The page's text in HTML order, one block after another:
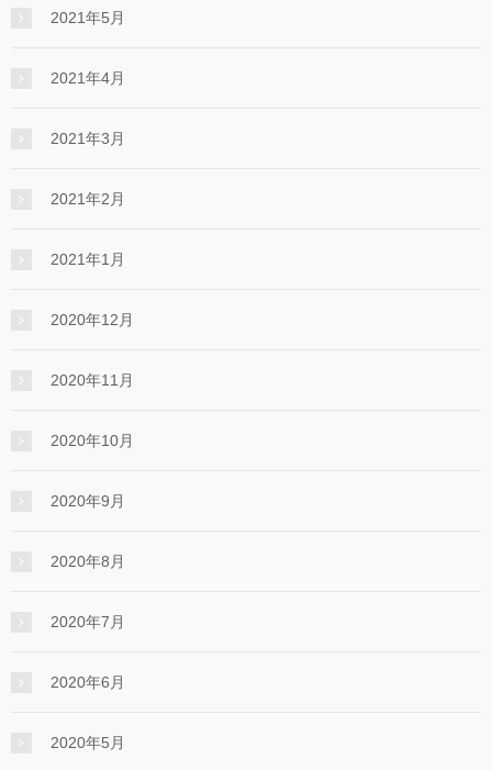
2021年5月
2021年4月
2021年3月
2021年2月
2021年1月
2020年12月
2020年11月
2020年10月
2020年9月
2020年8月
2020年7月
2020年6月
2020年5月